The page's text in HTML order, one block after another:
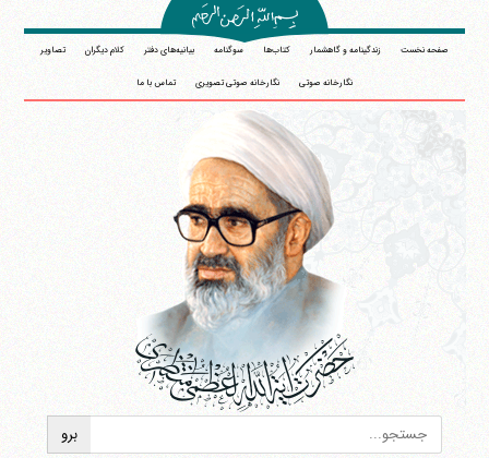
صفحه نخست زندگینامه و گاهشمار کتاب‌ها سوگنامه بیانیه‌های دفتر کلام دیگران تصاویر
نگارخانه صوتی نگارخانه صوتی تصویری تماس با ما